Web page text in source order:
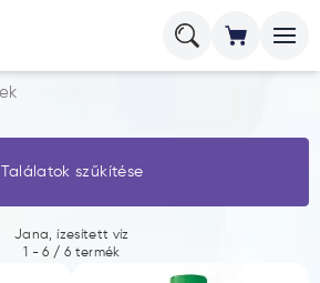
Találatok szűkítése
Jana, ízesített víz
1 -6 / 6 termék